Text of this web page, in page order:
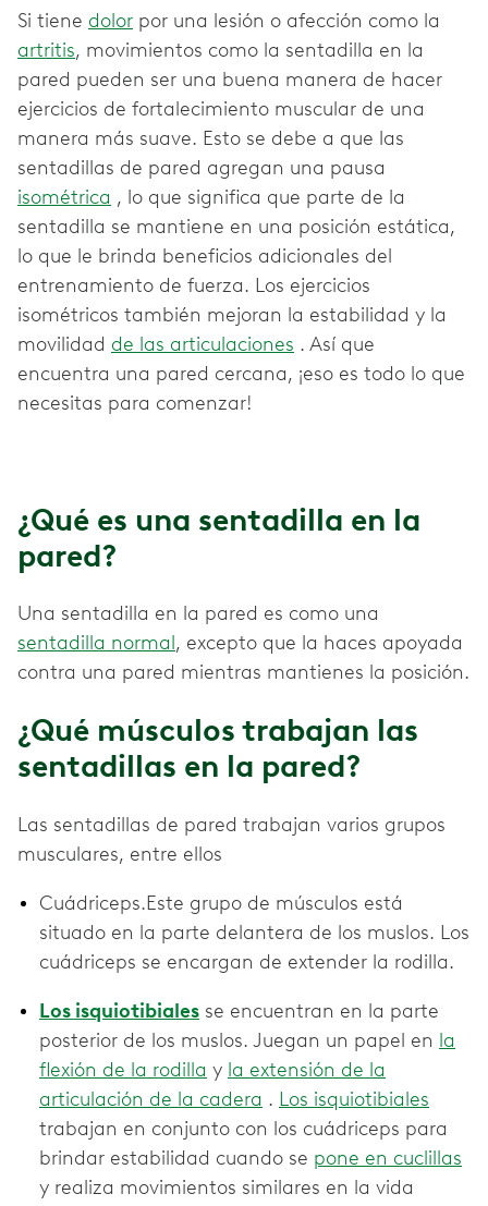
Si tiene dolor por una lesión o afección como la
artritis, movimientos como la sentadilla en la
pared pueden ser una buena manera de hacer
ejercicios de fortalecimiento muscular de una
manera más suave. Esto se debe a que las
sentadillas de pared agregan una pausa
isométrica , lo que significa que parte de la
sentadilla se mantiene en una posición estática,
lo que le brinda beneficios adicionales del
entrenamiento de fuerza. Los ejercicios
isométricos también mejoran la estabilidad y la
movilidad de las articulaciones . Así que
encuentra una pared cercana, ¡eso es todo lo que
necesitas para comenzar!
¿Qué es una sentadilla en la
pared?
Una sentadilla en la pared es como una
sentadilla normal, excepto que la haces apoyada
contra una pared mientras mantienes la posición.
¿Qué músculos trabajan las
sentadillas en la pared?
Las sentadillas de pared trabajan varios grupos
musculares, entre ellos
Cuádriceps.Este grupo de músculos está
situado en la parte delantera de los muslos. Los
cuádriceps se encargan de extender la rodilla.
Los isquiotibiales se encuentran en la parte
posterior de los muslos. Juegan un papel en la
flexión de la rodilla y la extensión de la
articulación de la cadera . Los isquiotibiales
trabajan en conjunto con los cuádriceps para
brindar estabilidad cuando se pone en cuclillas
y realiza movimientos similares en la vida